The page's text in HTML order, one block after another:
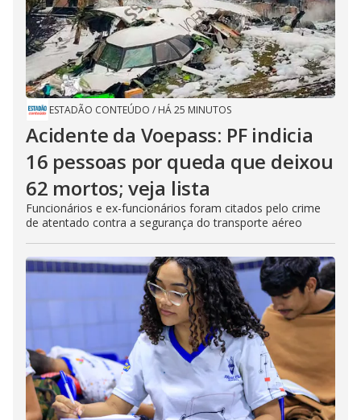
ESTADÃO CONTEÚDO / HÁ 25 MINUTOS
Acidente da Voepass: PF indicia
16 pessoas por queda que deixou
62 mortos; veja lista
Funcionários e ex-funcionários foram citados pelo crime
de atentado contra a segurança do transporte aéreo